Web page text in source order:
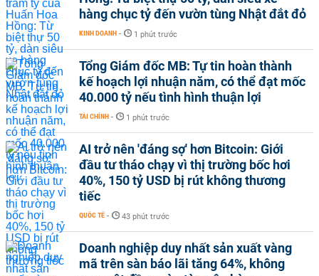
hàng chục tỷ đến vườn tùng Nhật đắt đỏ
KINH DOANH - 1 phút trước
Tổng Giám đốc MB: Tự tin hoàn thành
kế hoạch lợi nhuận năm, có thể đạt mốc
40.000 tỷ nếu tình hình thuận lợi
TÀI CHÍNH - 1 phút trước
AI trở nên 'đáng sợ' hơn Bitcoin: Giới
đầu tư tháo chạy vì thị trường bốc hơi
40%, 150 tỷ USD bị rút không thương
tiếc
QUỐC TẾ - 43 phút trước
Doanh nghiệp duy nhất sản xuất vàng
mã trên sàn báo lãi tăng 64%, không